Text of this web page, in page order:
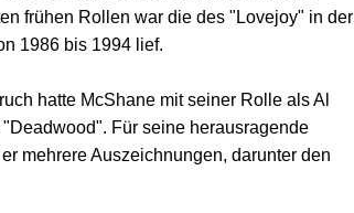
frühen Rollen war die des "Lovejoy" in der
1986 bis 1994 lief.
hatte McShane mit seiner Rolle als Al
Für seine herausragende
mehrere Auszeichnungen, darunter den